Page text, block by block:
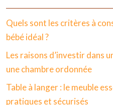
Quels sont les critères à
bébé idéal ?
Les raisons d’investir dans
une chambre ordonnée
Table à langer : le meuble
pratiques et sécurisés